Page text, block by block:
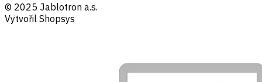
© 2025 Jablotron a.s.
Vytvořil Shopsys